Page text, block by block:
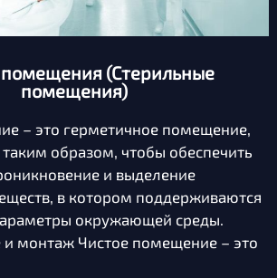
(Стерильные
помещения)
– это герметичное помещение,
образом, чтобы обеспечить
и выделение
в котором поддерживаются
окружающей среды.
и монтаж Чистое помещение – это